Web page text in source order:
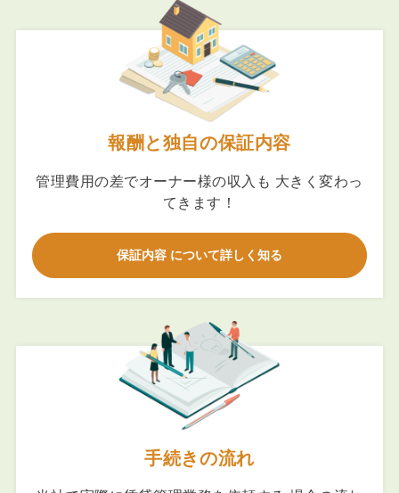
報酬と独自の保証内容
管理費用の差でオーナー様の収入も 大きく変わっ
てきます！
保証内容 について詳しく知る
手続きの流れ